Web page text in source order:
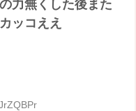
力無くした後また
ッコええ